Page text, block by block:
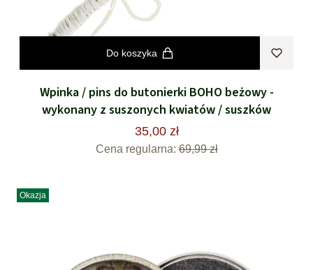
Do koszyka
Wpinka / pins do butonierki BOHO beżowy -
wykonany z suszonych kwiatów / suszków
35,00 zł
Cena regularna: 69,99 zł
Okazja